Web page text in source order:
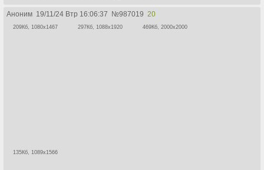
Аноним 19/11/24 Втр 16:06:37 №987019 20
209Кб, 1080x1467 297Кб, 1088x1920 469Кб, 2000x2000
135Кб, 1089x1566